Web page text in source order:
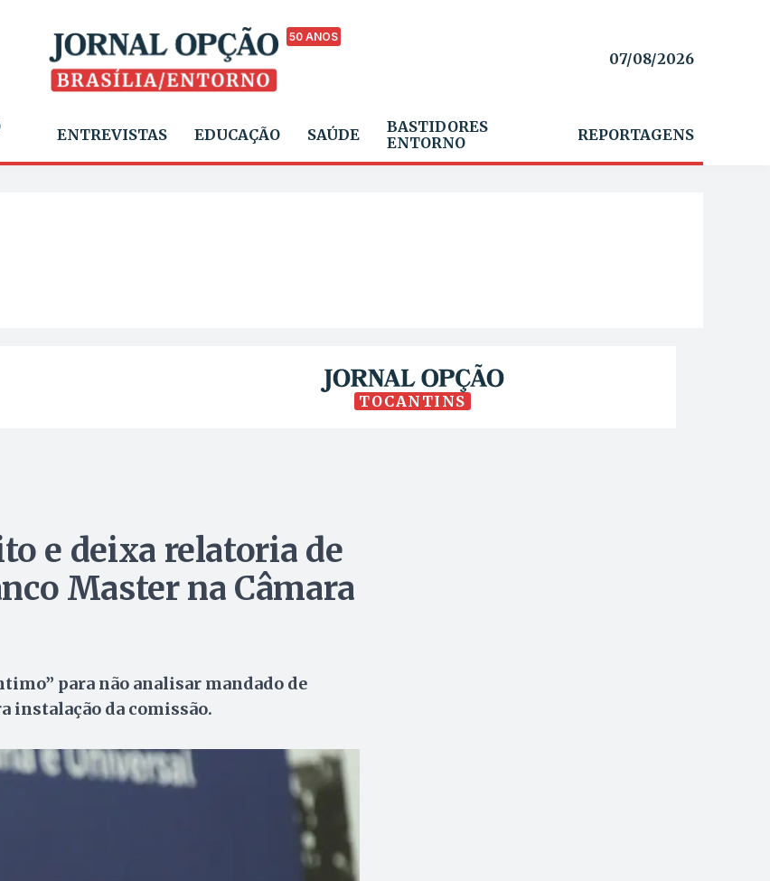
50 ANOS
07/08/2026
ENTREVISTAS EDUCAÇÃO SAÚDE
BASTIDORES
ENTORNO
REPORTAGENS
TOCANTINS
e deixa relatoria de
Master na Câmara
para não analisar mandado de
instalação da comissão.